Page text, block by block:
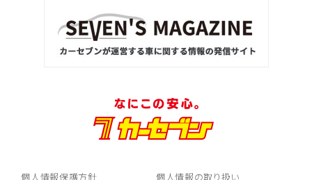
個人情報保護方針 個人情報の取り扱い